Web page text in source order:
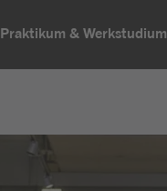
Praktikum & Werkstudium